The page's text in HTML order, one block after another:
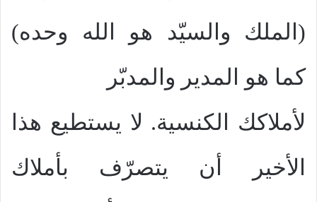
(الملك والسيّد هو الله وحده)
كما هو المدير والمدبّر
لأملاكك الكنسية. لا يستطيع هذا
الأخير أن يتصرّف بأملاك